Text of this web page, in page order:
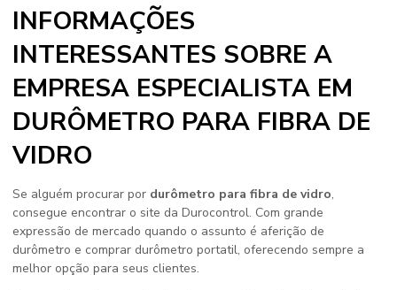
INFORMAÇÕES
INTERESSANTES SOBRE A
EMPRESA ESPECIALISTA EM
DURÔMETRO PARA FIBRA DE
VIDRO
Se alguém procurar por durômetro para fibra de vidro,
consegue encontrar o site da Durocontrol. Com grande
expressão de mercado quando o assunto é aferição de
durômetro e comprar durômetro portatil, oferecendo sempre a
melhor opção para seus clientes.